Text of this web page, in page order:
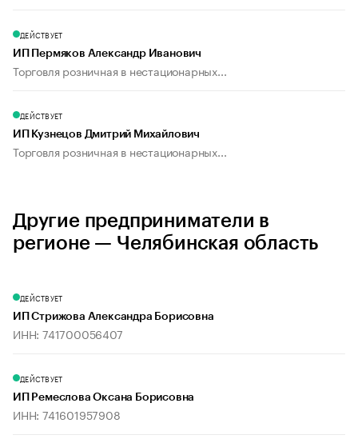
ДЕЙСТВУЕТ
ИП Пермяков Александр Иванович
Торговля розничная в нестационарных...
ДЕЙСТВУЕТ
ИП Кузнецов Дмитрий Михайлович
Торговля розничная в нестационарных...
Другие предприниматели в
регионе — Челябинская область
ДЕЙСТВУЕТ
ИП Стрижова Александра Борисовна
ИНН: 741700056407
ДЕЙСТВУЕТ
ИП Ремеслова Оксана Борисовна
ИНН: 741601957908